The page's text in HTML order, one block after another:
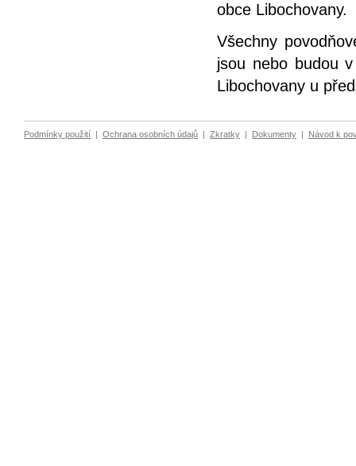
obce Libochovany.
Všechny
jsou nebo budou
Libochovany u
Podmínky použití Ochrana osobních údajů Zkratky Dokumenty Návod k